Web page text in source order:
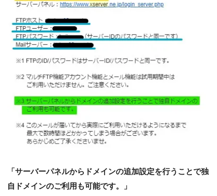
「サーバーパネルからドメインの追加設定を行うことで独
自ドメインのご利用も可能です。」